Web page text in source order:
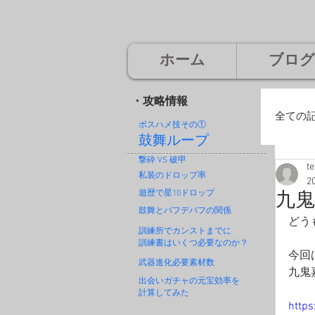
ホーム ブログ
・攻略情報
ボスハメ技その①
鼓舞ループ
撃砕 VS 破甲
私装のドロップ率
遊歴で星10ドロップ
鼓舞とバフデバフの関係
訓練所でカンストまでに
訓練書はいくつ必要なのか？
武器進化必要素材数
出会いガチャの元宝効率を
計算してみた
全ての
九
どう
今回
九鬼